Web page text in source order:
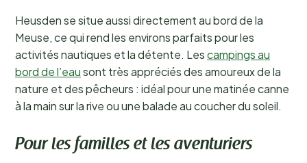
Heusden se situe aussi directement au bord de la
Meuse, ce qui rend les environs parfaits pour les
activités nautiques et la détente. Lescampings au
bord de l’eausont très appréciés des amoureux de la
nature et des pêcheurs : idéal pour une matinée canne
à la main sur la rive ou une balade au coucher du soleil.
Pour les familles et les aventuriers